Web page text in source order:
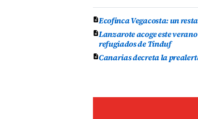
Ecofinca Vegacosta: un
Lanzarote acoge este
refugiados de Tinduf
Canarias decreta la